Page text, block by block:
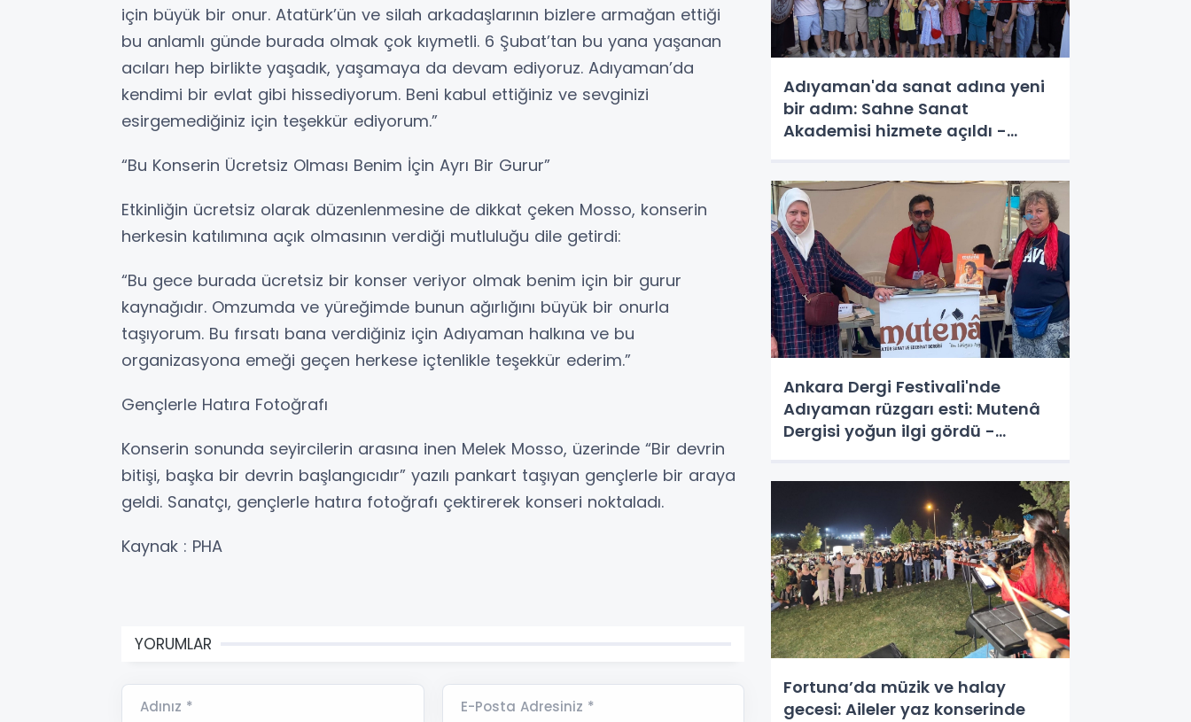
için büyük bir onur. Atatürk’ün ve silah arkadaşlarının bizlere armağan ettiği
bu anlamlı günde burada olmak çok kıymetli. 6 Şubat’tan bu yana yaşanan
acıları hep birlikte yaşadık, yaşamaya da devam ediyoruz. Adıyaman’da
kendimi bir evlat gibi hissediyorum. Beni kabul ettiğiniz ve sevginizi
esirgemediğiniz için teşekkür ediyorum.”
“Bu Konserin Ücretsiz Olması Benim İçin Ayrı Bir Gurur”
Etkinliğin ücretsiz olarak düzenlenmesine de dikkat çeken Mosso, konserin
herkesin katılımına açık olmasının verdiği mutluluğu dile getirdi:
“Bu gece burada ücretsiz bir konser veriyor olmak benim için bir gurur
kaynağıdır. Omzumda ve yüreğimde bunun ağırlığını büyük bir onurla
taşıyorum. Bu fırsatı bana verdiğiniz için Adıyaman halkına ve bu
organizasyona emeği geçen herkese içtenlikle teşekkür ederim.”
Gençlerle Hatıra Fotoğrafı
Konserin sonunda seyircilerin arasına inen Melek Mosso, üzerinde “Bir devrin
bitişi, başka bir devrin başlangıcıdır” yazılı pankart taşıyan gençlerle bir araya
geldi. Sanatçı, gençlerle hatıra fotoğrafı çektirerek konseri noktaladı.
Kaynak : PHA
YORUMLAR
Adınız * E-Posta Adresiniz *
Adıyaman'da sanat adına yeni
bir adım: Sahne Sanat
Akademisi hizmete açıldı -
Ankara Dergi Festivali'nde
Adıyaman rüzgarı esti: Mutenâ
Dergisi yoğun ilgi gördü -
Fortuna’da müzik ve halay
gecesi: Aileler yaz konserinde